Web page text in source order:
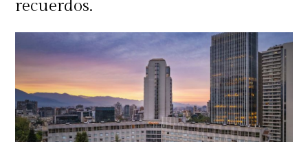
Canahuate, Bartender de Siete
Negronis y el Tercero Benjamín
Lavin, Bartender de Kiara Nikkei
recuerdos.